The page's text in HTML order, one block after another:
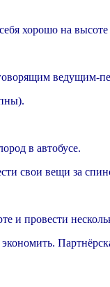
хорошо на высоте
ведущим-
в автобусе.
свои вещи за
и провести